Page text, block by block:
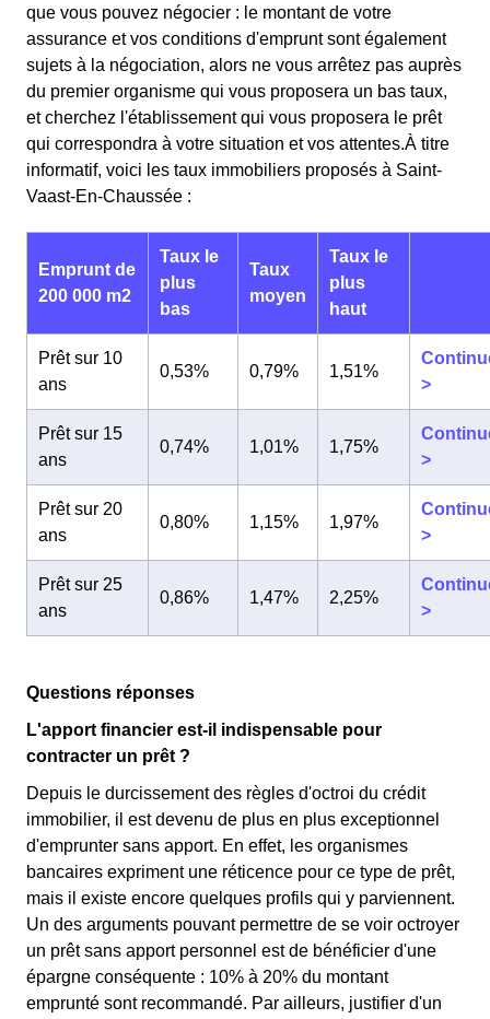
que vous pouvez négocier : le montant de votre
assurance et vos conditions d'emprunt sont également
sujets à la négociation, alors ne vous arrêtez pas auprès
du premier organisme qui vous proposera un bas taux,
et cherchez l'établissement qui vous proposera le prêt
qui correspondra à votre situation et vos attentes.À titre
informatif, voici les taux immobiliers proposés à Saint-
Vaast-En-Chaussée :
Emprunt de
200 000 m2
Taux le
plus
bas
Taux
moyen
Taux le
plus
haut
Prêt sur 10
ans
0,53% 0,79% 1,51%
>
Prêt sur 15
ans
0,74% 1,01% 1,75%
>
Prêt sur 20
ans
0,80% 1,15% 1,97%
>
Prêt sur 25
ans
0,86% 1,47% 2,25%
>
Questions réponses
L'apport financier est-il indispensable pour
contracter un prêt ?
Depuis le durcissement des règles d'octroi du crédit
immobilier, il est devenu de plus en plus exceptionnel
d'emprunter sans apport. En effet, les organismes
bancaires expriment une réticence pour ce type de prêt,
mais il existe encore quelques profils qui y parviennent.
Un des arguments pouvant permettre de se voir octroyer
un prêt sans apport personnel est de bénéficier d'une
épargne conséquente : 10% à 20% du montant
emprunté sont recommandé. Par ailleurs, justifier d'un